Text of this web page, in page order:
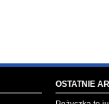
OSTATNIE